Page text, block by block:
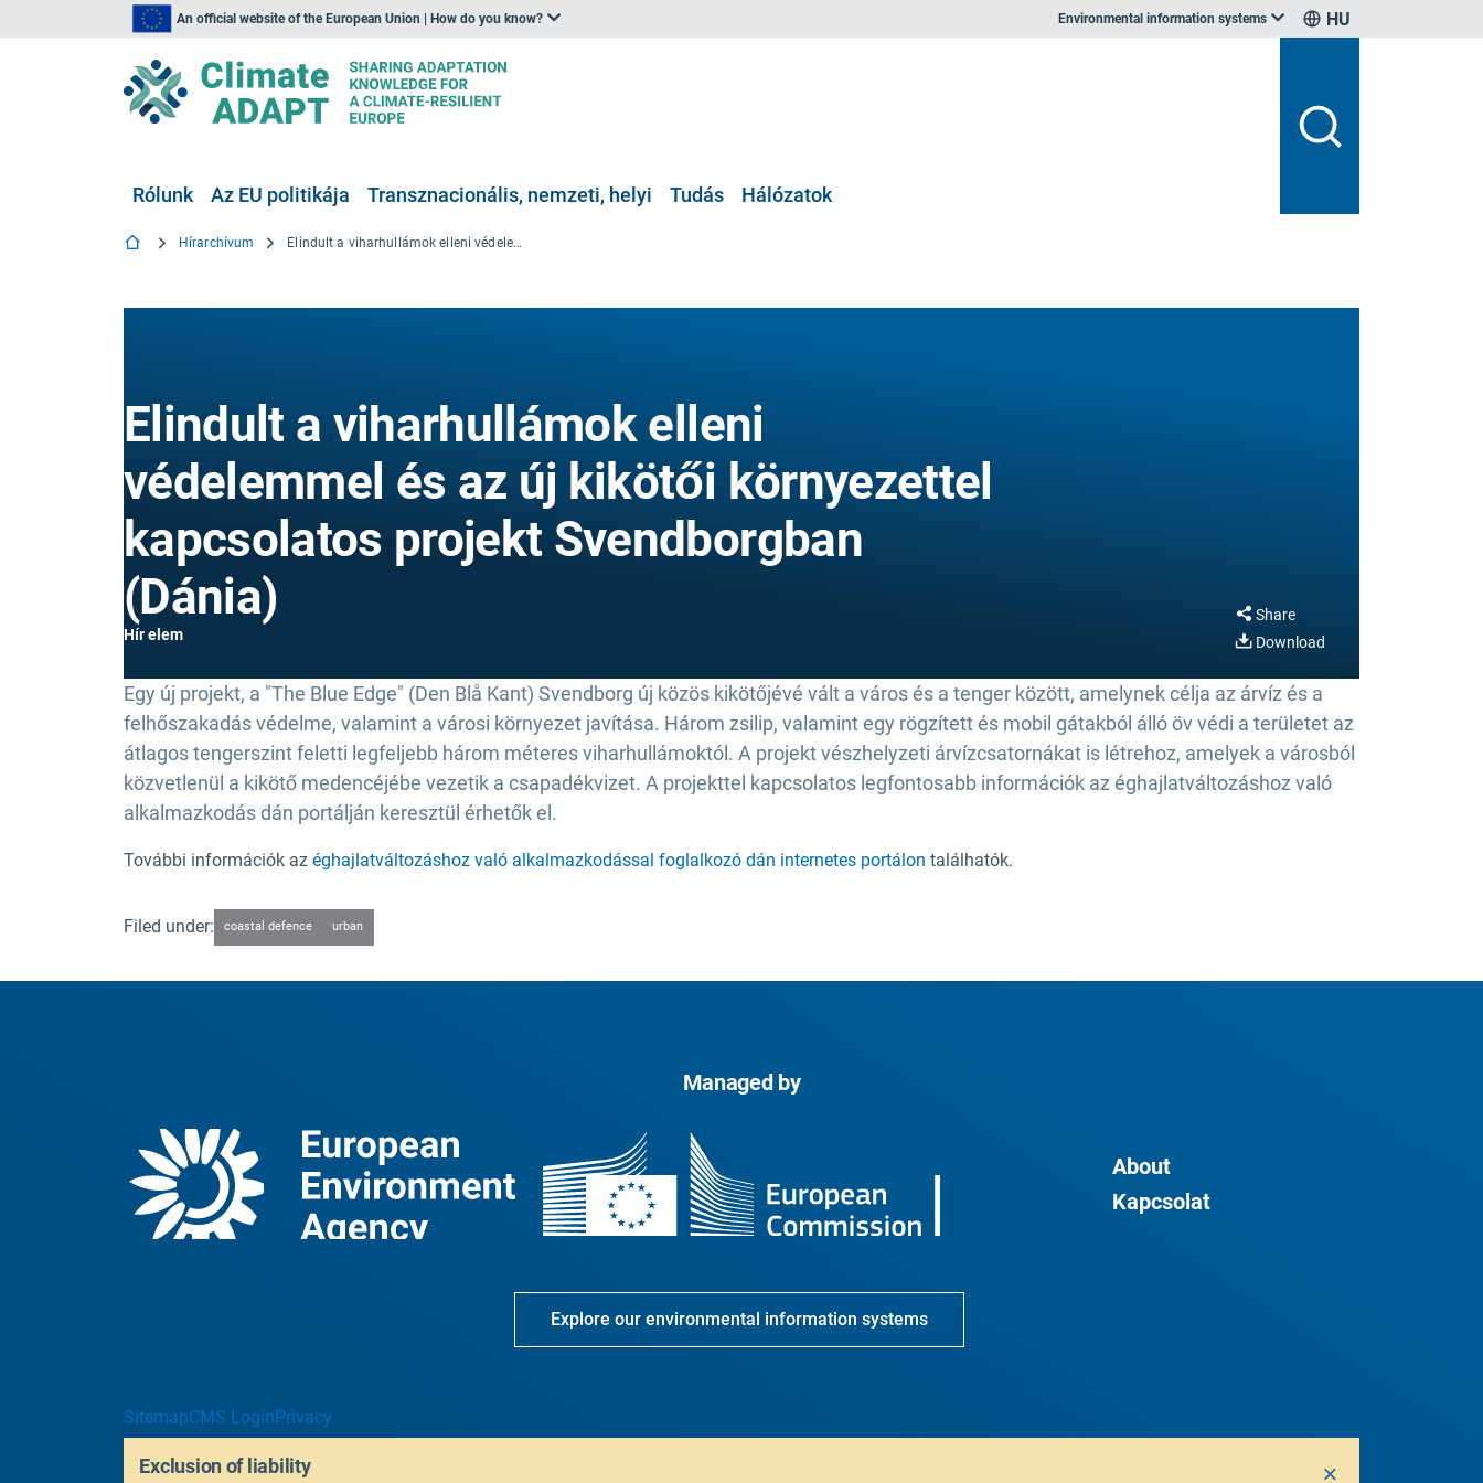
An official website of the European Union | How do you know? Environmental information systems HU
Rólunk Az EU politikája Transznacionális, nemzeti, helyi Tudás Hálózatok
Hírarchívum Elindult a viharhullámok elleni védelemmel és az új kikötői környezettel kapcsolatos projekt Svendborgban (Dánia)
Elindult a viharhullámok elleni
védelemmel és az új kikötői környezettel
kapcsolatos projekt Svendborgban
(Dánia)
Hír elem
Share
Download
Egy új projekt, a "The Blue Edge" (Den Blå Kant) Svendborg új közös kikötőjévé vált a város és a tenger között, amelynek célja az árvíz és a
felhőszakadás védelme, valamint a városi környezet javítása. Három zsilip, valamint egy rögzített és mobil gátakból álló öv védi a területet az
átlagos tengerszint feletti legfeljebb három méteres viharhullámoktól. A projekt vészhelyzeti árvízcsatornákat is létrehoz, amelyek a városból
közvetlenül a kikötő medencéjébe vezetik a csapadékvizet. A projekttel kapcsolatos legfontosabb információk az éghajlatváltozáshoz való
alkalmazkodás dán portálján keresztül érhetők el.
További információk az éghajlatváltozáshoz való alkalmazkodással foglalkozó dán internetes portálon találhatók.
Filed under: coastal defence urban
Managed by
About
Kapcsolat
Explore our environmental information systems
SitemapCMS LoginPrivacy
Exclusion of liability